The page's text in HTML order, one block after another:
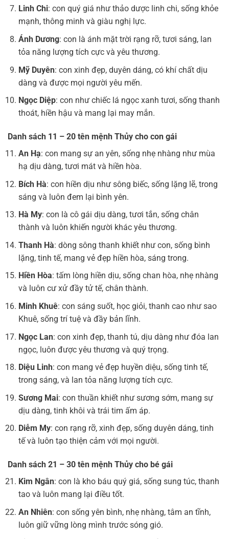
Linh Chi: con quý giá như thảo dược linh chi, sống khỏe
mạnh, thông minh và giàu nghị lực.
Ánh Dương: con là ánh mặt trời rạng rỡ, tươi sáng, lan
tỏa năng lượng tích cực và yêu thương.
Mỹ Duyên: con xinh đẹp, duyên dáng, có khí chất dịu
dàng và được mọi người yêu mến.
Ngọc Diệp: con như chiếc lá ngọc xanh tươi, sống thanh
thoát, hiền hậu và mang lại may mắn.
Danh sách 11 – 20 tên mệnh Thủy cho con gái
An Hạ: con mang sự an yên, sống nhẹ nhàng như mùa
hạ dịu dàng, tươi mát và hiền hòa.
Bích Hà: con hiền dịu như sông biếc, sống lặng lẽ, trong
sáng và luôn đem lại bình yên.
Hà My: con là cô gái dịu dàng, tươi tắn, sống chân
thành và luôn khiến người khác yêu thương.
Thanh Hà: dòng sông thanh khiết như con, sống bình
lặng, tinh tế, mang vẻ đẹp hiền hòa, sáng trong.
Hiền Hòa: tấm lòng hiền dịu, sống chan hòa, nhẹ nhàng
và luôn cư xử đầy tử tế, chân thành.
Minh Khuê: con sáng suốt, học giỏi, thanh cao như sao
Khuê, sống trí tuệ và đầy bản lĩnh.
Ngọc Lan: con xinh đẹp, thanh tú, dịu dàng như đóa lan
ngọc, luôn được yêu thương và quý trọng.
Diệu Linh: con mang vẻ đẹp huyền diệu, sống tinh tế,
trong sáng, và lan tỏa năng lượng tích cực.
Sương Mai: con thuần khiết như sương sớm, mang sự
dịu dàng, tinh khôi và trái tim ấm áp.
Diễm My: con rạng rỡ, xinh đẹp, sống duyên dáng, tinh
tế và luôn tạo thiện cảm với mọi người.
Danh sách 21 – 30 tên mệnh Thủy cho bé gái
Kim Ngân: con là kho báu quý giá, sống sung túc, thanh
tao và luôn mang lại điều tốt.
An Nhiên: con sống yên bình, nhẹ nhàng, tâm an tĩnh,
luôn giữ vững lòng mình trước sóng gió.